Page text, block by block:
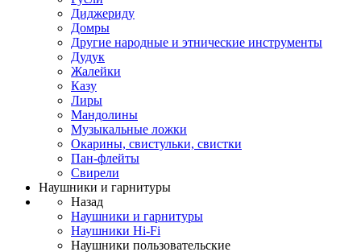
Диджериду
Домры
Другие народные и этнические инструменты
Дудук
Жалейки
Казу
Лиры
Мандолины
Музыкальные ложки
Окарины, свистульки, свистки
Пан-флейты
Свирели
Наушники и гарнитуры
Назад
Наушники и гарнитуры
Наушники Hi-Fi
Наушники пользовательские